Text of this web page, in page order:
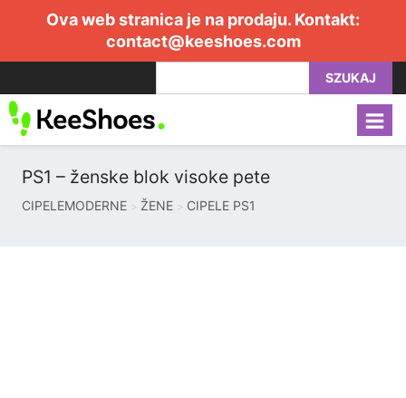
Ova web stranica je na prodaju. Kontakt:
contact@keeshoes.com
SZUKAJ
PS1 – ženske blok visoke pete
CIPELEMODERNE ŽENE CIPELE PS1